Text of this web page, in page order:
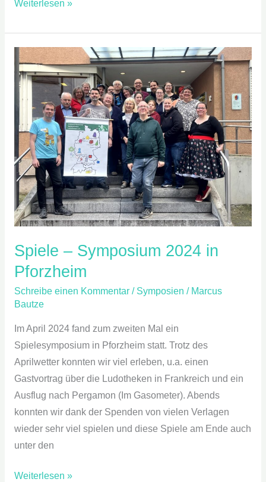
Weiterlesen »
Spiele – Symposium 2024 in
Pforzheim
Schreibe einen Kommentar / Symposien / Marcus
Bautze
Im April 2024 fand zum zweiten Mal ein
Spielesymposium in Pforzheim statt. Trotz des
Aprilwetter konnten wir viel erleben, u.a. einen
Gastvortrag über die Ludotheken in Frankreich und ein
Ausflug nach Pergamon (Im Gasometer). Abends
konnten wir dank der Spenden von vielen Verlagen
wieder sehr viel spielen und diese Spiele am Ende auch
unter den
Spiele
–
Symposium
2024
Pforzheim
Weiterlesen »